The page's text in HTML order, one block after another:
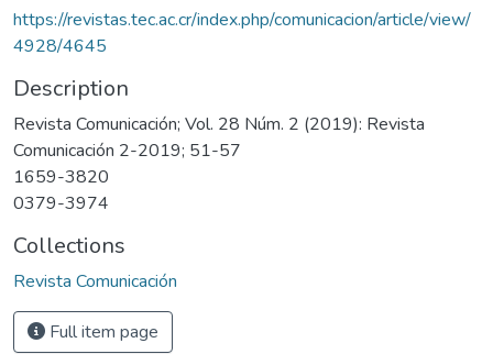
https://revistas.tec.ac.cr/index.php/comunicacion/article/view/
4928/4645
Description
Revista Comunicación; Vol. 28 Núm. 2 (2019): Revista
Comunicación 2-2019; 51-57
1659-3820
0379-3974
Collections
Revista Comunicación
Full item page